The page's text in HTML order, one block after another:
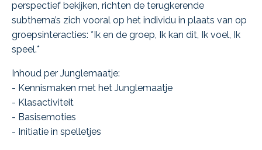
perspectief bekijken, richten de terugkerende
subthema’s zich vooral op het individu in plaats van op
groepsinteracties: *Ik en de groep, Ik kan dit, Ik voel, Ik
speel.*
Inhoud per Junglemaatje:
- Kennismaken met het Junglemaatje
- Klasactiviteit
- Basisemoties
- Initiatie in spelletjes